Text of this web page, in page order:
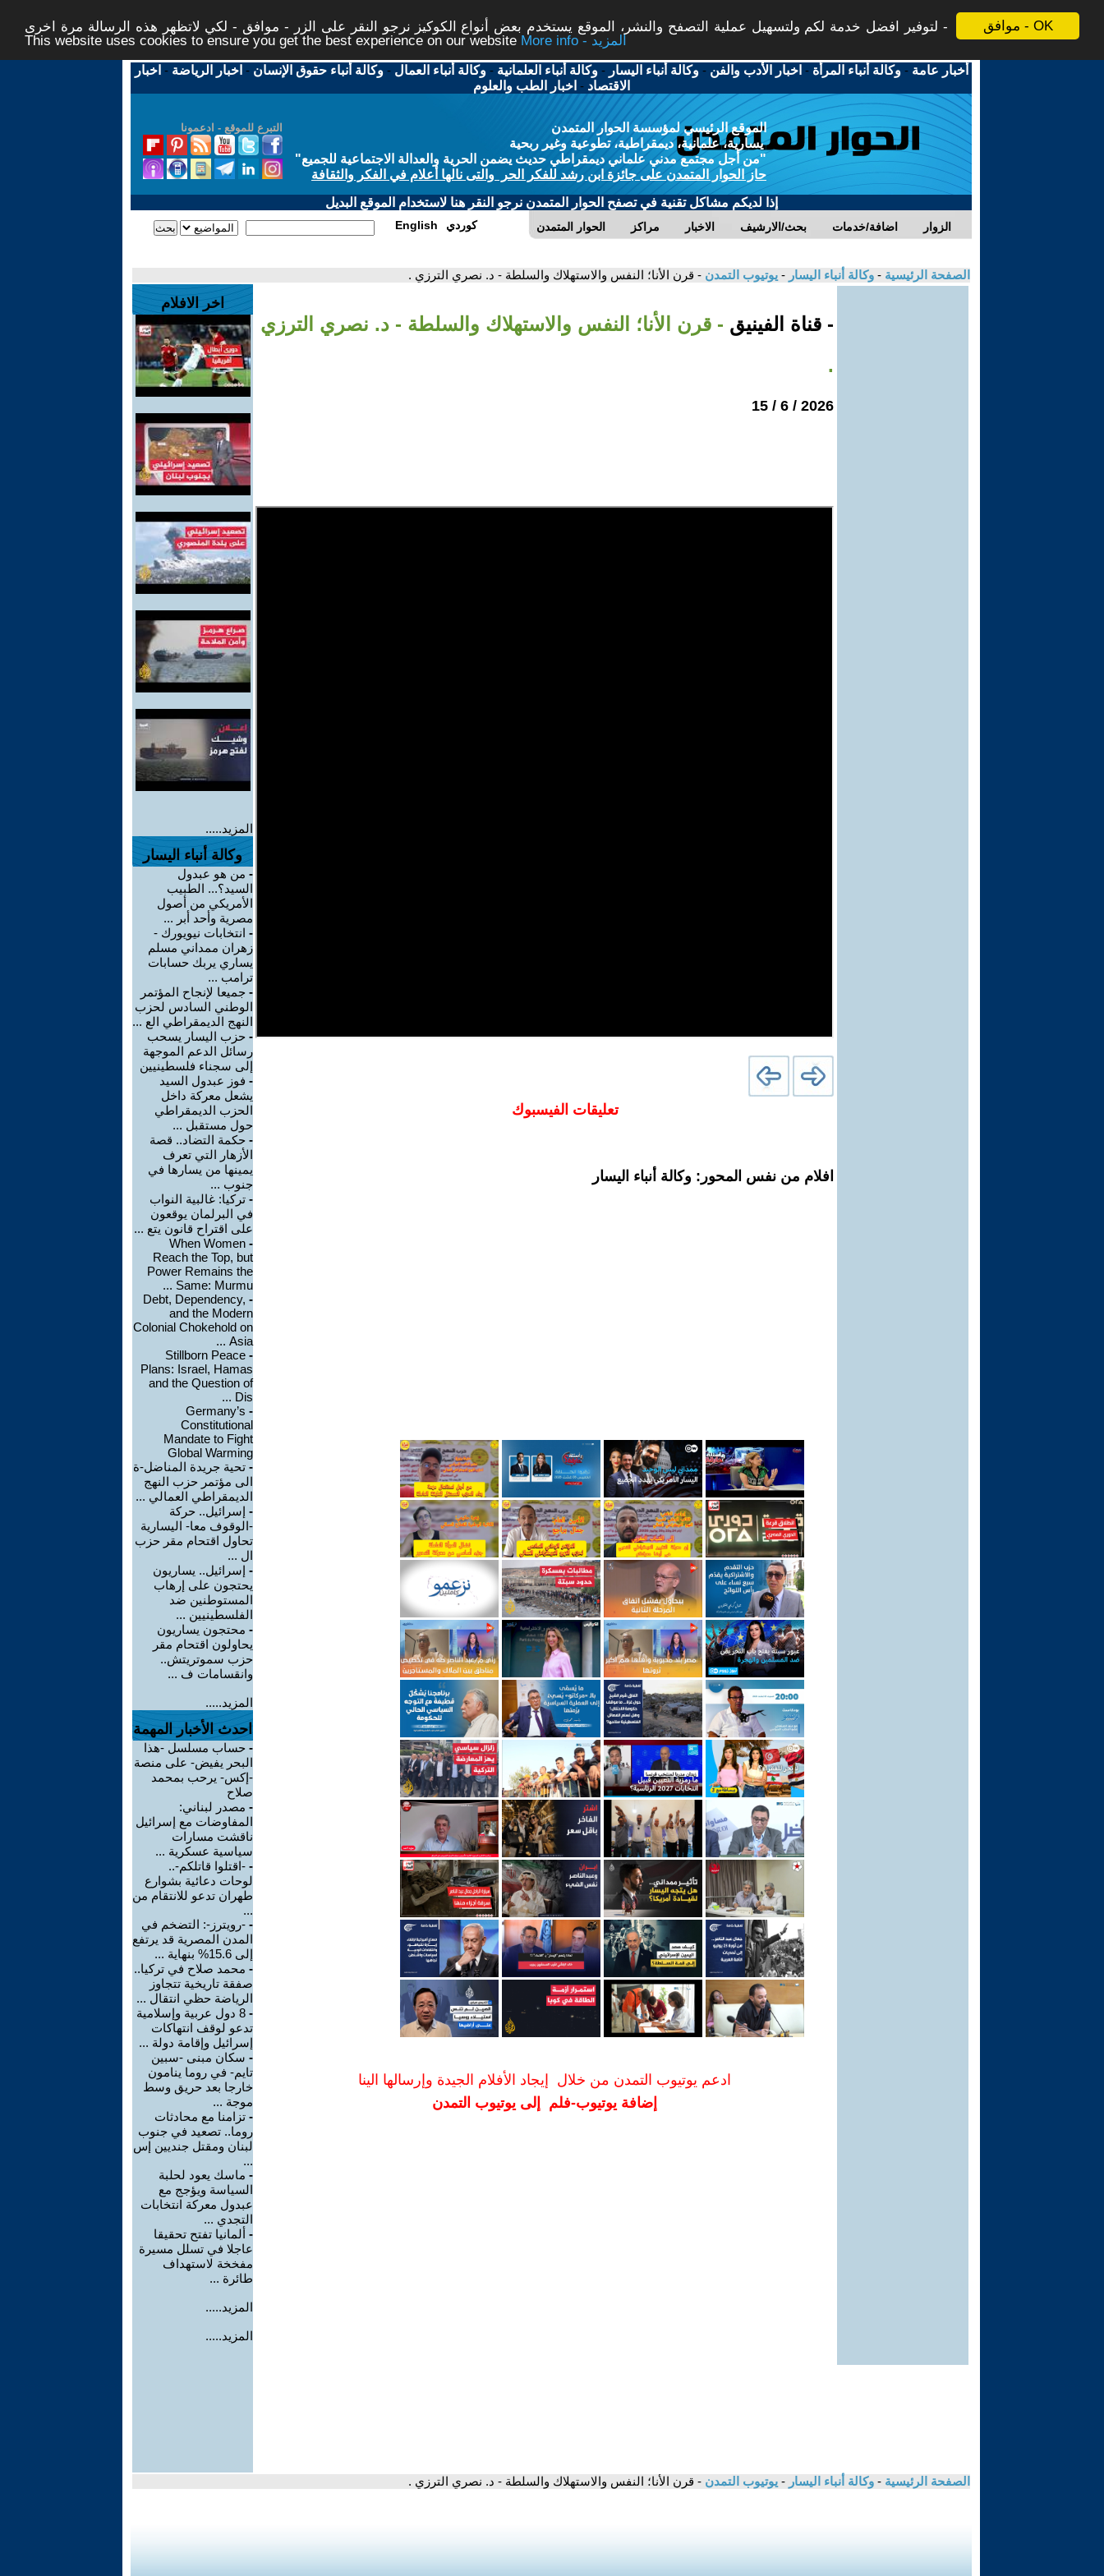
موافق - OK
لتوفير افضل خدمة لكم ولتسهيل عملية التصفح والنشر، الموقع يستخدم بعض أنواع الكوكيز نرجو النقر على الزر - موافق - لكي لاتظهر هذه الرسالة مرة اخرى -
This website uses cookies to ensure you get the best experience on our website
More info - المزيد
أخبار عامة -وكالة أنباء المرأة - اخبار الأدب والفن -وكالة أنباء اليسار -وكالة أنباء العلمانية -وكالة أنباء العمال -وكالة أنباء حقوق الإنسان - اخبار الرياضة - اخبار
الاقتصاد - اخبار الطب والعلوم
التبرع للموقع - ادعمونا
الموقع الرئيسي لمؤسسة الحوار المتمدن
يسارية، علمانية، ديمقراطية، تطوعية وغير ربحية
"من أجل مجتمع مدني علماني ديمقراطي حديث يضمن الحرية والعدالة الاجتماعية للجميع"
حاز الحوار المتمدن على جائزة ابن رشد للفكر الحر والتى نالها أعلام في الفكر والثقافة
إذا لديكم مشاكل تقنية في تصفح الحوار المتمدن نرجو النقر هنا لاستخدام الموقع البديل
الحوار المتمدن مراكز الاخبار بحث/الارشيف اضافة/خدمات الزوار English كوردي
الصفحة الرئيسية - وكالة أنباء اليسار - يوتيوب التمدن - قرن الأنا؛ النفس والاستهلاك والسلطة - د. نصري الترزي .
- قناة الفينيق - قرن الأنا؛ النفس والاستهلاك والسلطة - د. نصري الترزي
.
2026 / 6 / 15
تعليقات الفيسبوك
افلام من نفس المحور: وكالة أنباء اليسار
ادعم يوتيوب التمدن من خلال إيجاد الأفلام الجيدة وإرسالها الينا
إضافة يوتيوب-فلم إلى يوتيوب التمدن
اخر الافلام
المزيد.....
وكالة أنباء اليسار
- من هو عبدول
السيد؟... الطبيب
الأمريكي من أصول
مصرية وأحد أبر ...
- انتخابات نيويورك -
زهران ممداني مسلم
يساري يربك حسابات
ترامب ...
- جميعا لإنجاح المؤتمر
الوطني السادس لحزب
النهج الديمقراطي الع ...
- حزب اليسار يسحب
رسائل الدعم الموجهة
إلى سجناء فلسطينيين
- فوز عبدول السيد
يشعل معركة داخل
الحزب الديمقراطي
حول مستقبل ...
- حكمة التضاد.. قصة
الأزهار التي تعرف
يمينها من يسارها في
جنوب ...
- تركيا: غالبية النواب
في البرلمان يوقعون
على اقتراح قانون يتع ...
-
When Women
Reach the Top, but
Power Remains the
Same: Murmu ...
-
Debt, Dependency,
and the Modern
Colonial Chokehold on
Asia ...
-
Stillborn Peace
Plans: Israel, Hamas
and the Question of
Dis ...
-
Germany’s
Constitutional
Mandate to Fight
Global Warming
- تحية جريدة المناضل-ة
الى مؤتمر حزب النهج
الديمقراطي العمالي ...
- إسرائيل.. حركة
-الوقوف معا- اليسارية
تحاول اقتحام مقر حزب
ال ...
- إسرائيل.. يساريون
يحتجون على إرهاب
المستوطنين ضد
الفلسطينيين ...
- محتجون يساريون
يحاولون اقتحام مقر
حزب سموتريتش..
وانقسامات ف ...
المزيد.....
احدث الأخبار المهمة
- حساب مسلسل -هذا
البحر يفيض- على منصة
-إكس- يرحب بمحمد
صلاح
- مصدر لبناني:
المفاوضات مع إسرائيل
ناقشت مسارات
سياسية عسكرية ...
- -اقتلوا قاتلكم-..
لوحات دعائية بشوارع
طهران تدعو للانتقام من
...
- -رويترز-: التضخم في
المدن المصرية قد يرتفع
إلى 15.6% بنهاية ...
- محمد صلاح في تركيا..
صفقة تاريخية تتجاوز
الرياضة حظي انتقال ...
-
8 دول عربية وإسلامية
تدعو لوقف انتهاكات
إسرائيل وإقامة دولة ...
- سكان مبنى -سبين
تايم- في روما ينامون
خارجا بعد حريق وسط
موجة ...
- تزامنا مع محادثات
روما.. تصعيد في جنوب
لبنان ومقتل جنديين إس
...
- ماسك يعود لحلبة
السياسة ويؤجج مع
عبدول معركة انتخابات
التجدي ...
- ألمانيا تفتح تحقيقا
عاجلا في تسلل مسيرة
مفخخة لاستهداف
طائرة ...
المزيد.....
المزيد.....
الصفحة الرئيسية - وكالة أنباء اليسار - يوتيوب التمدن - قرن الأنا؛ النفس والاستهلاك والسلطة - د. نصري الترزي .